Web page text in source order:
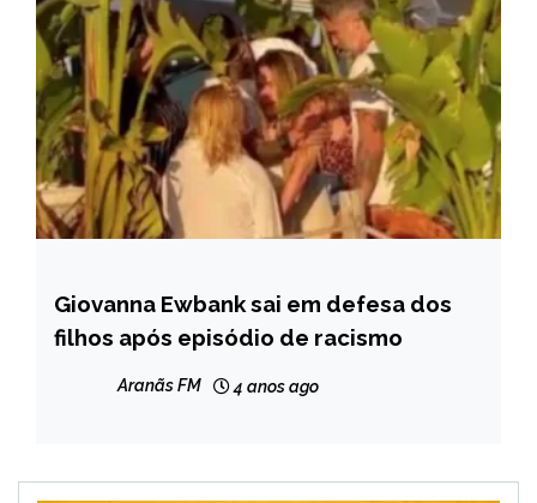
ENTRETENIMENTO
Giovanna Ewbank sai em defesa dos
filhos após episódio de racismo
Aranãs FM 4 anos ago